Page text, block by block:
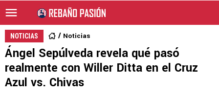
NOTICIAS Noticias
Ángel Sepúlveda revela qué pasó
realmente con Willer Ditta en el Cruz
Azul vs. Chivas